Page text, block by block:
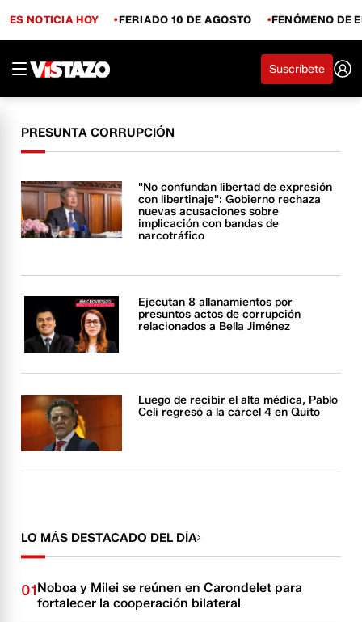
ES NOTICIA HOY FERIADO 10 DE AGOSTO FENÓMENO DE
Suscríbete
PRESUNTA CORRUPCIÓN
"No confundan libertad de expresión
con libertinaje": Gobierno rechaza
nuevas acusaciones sobre
implicación con bandas de
narcotráfico
Ejecutan 8 allanamientos por
presuntos actos de corrupción
relacionados a Bella Jiménez
Luego de recibir el alta médica, Pablo
Celi regresó a la cárcel 4 en Quito
LO MÁS DESTACADO DEL DÍA
01Noboa y Milei se reúnen en Carondelet para
fortalecer la cooperación bilateral